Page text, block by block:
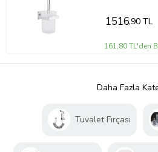
1516,90 TL
161,80 TL'den
Daha Fazla
Tuvalet Fırçası